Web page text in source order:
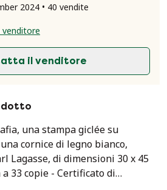
2024 • 40 vendite
il venditore
una stampa giclée su
cornice di legno bianco,
Lagasse, di dimensioni 30 x 45
33 copie - Certificato di